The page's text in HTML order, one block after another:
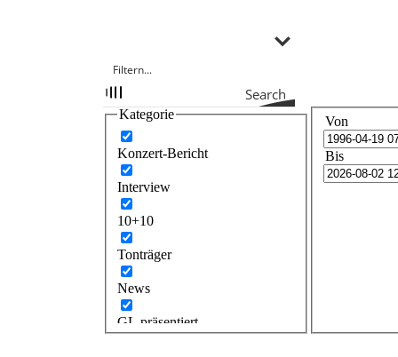
Search
Kategorie
Konzert-Bericht
Interview
10+10
Tonträger
News
GL präsentiert
Von
Bis